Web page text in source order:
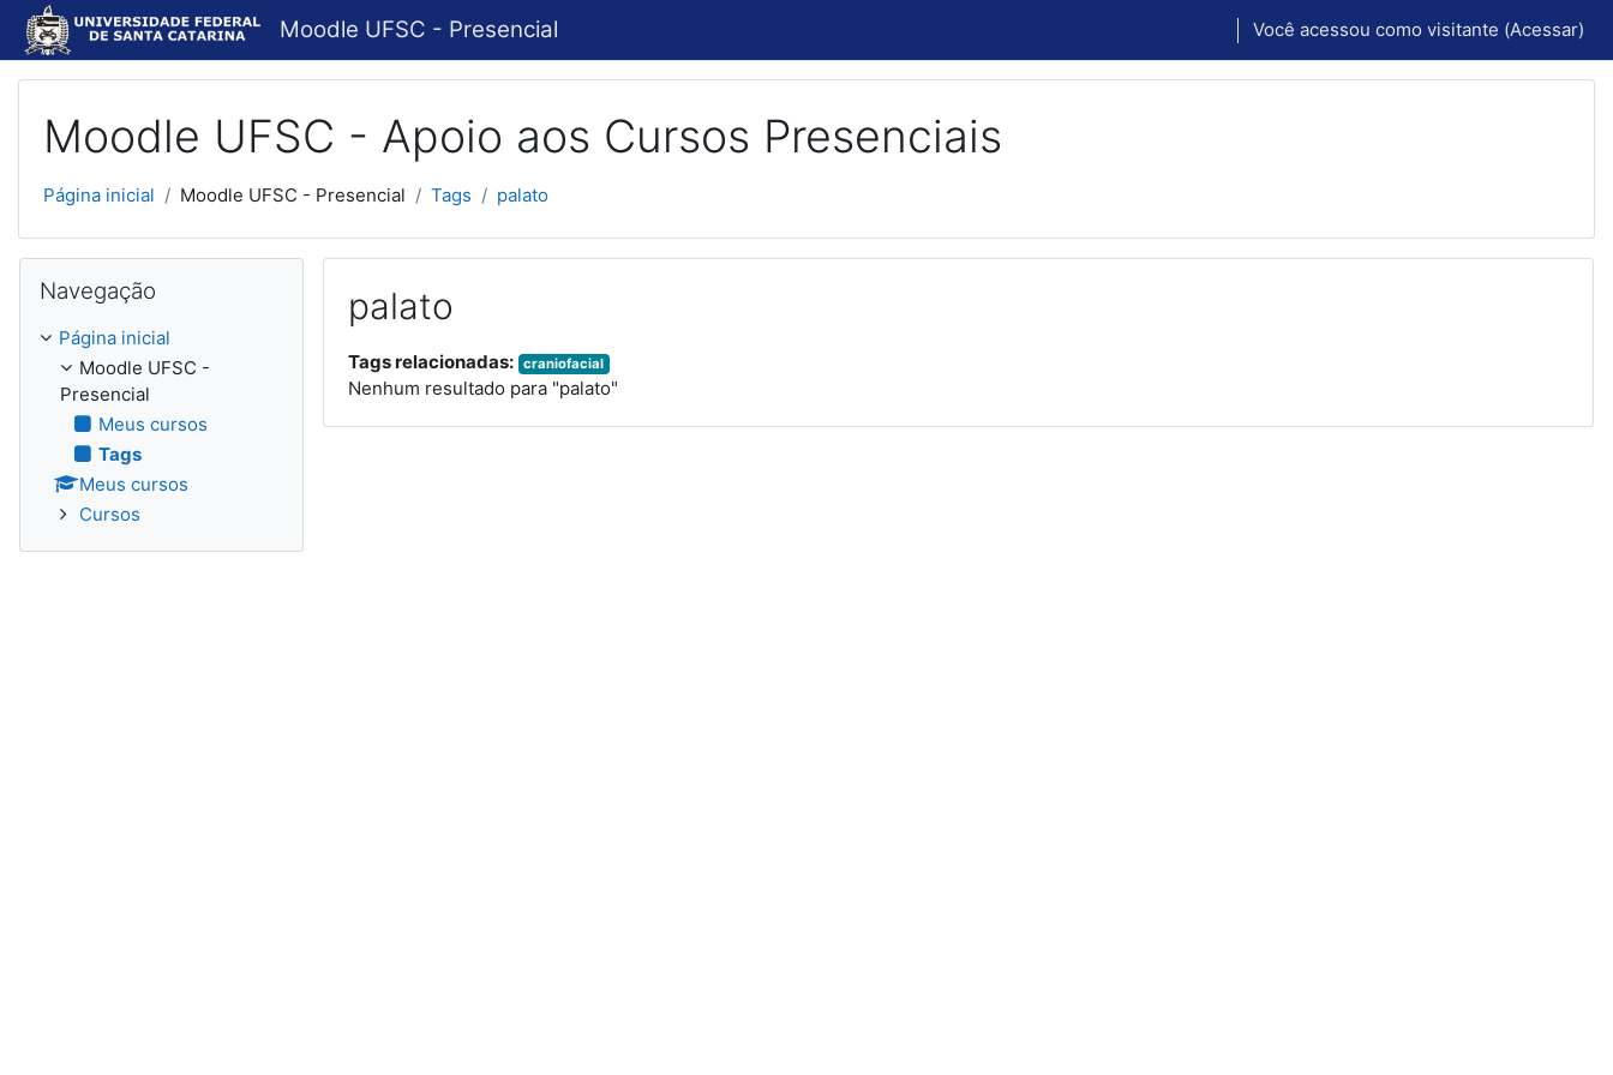
Ir para o conteúdo principal
Moodle UFSC - Presencial Você acessou como visitante (Acessar)
Moodle UFSC - Apoio aos Cursos Presenciais
Página inicial Moodle UFSC - Presencial Tags palato
palato
Tags relacionadas: craniofacial
Nenhum resultado para "palato"
Navegação
Página inicial
Moodle UFSC -
Presencial
Meus cursos
Tags
Meus cursos
Cursos